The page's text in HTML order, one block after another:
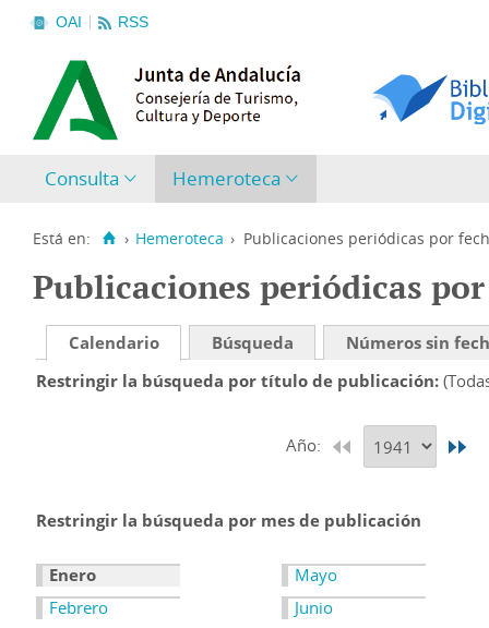
OAI RSS
Consulta Hemeroteca
Está en: › Hemeroteca › Publicaciones periódicas por
Publicaciones periódicas
Calendario Búsqueda
Números sin
Restringir la búsqueda por título de publicación
Año:
Restringir la búsqueda por mes de publicación
Enero
Febrero
Mayo
Junio